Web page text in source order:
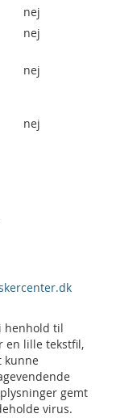
nej
nej
nej
nej
henhold til
en lille tekstfil,
kunne
gemt
virus.